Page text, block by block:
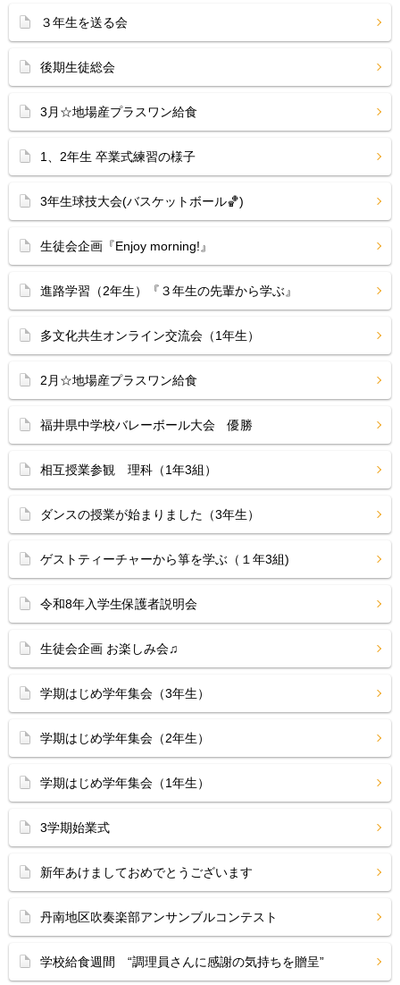
３年生を送る会
後期生徒総会
3月☆地場産プラスワン給食
1、2年生 卒業式練習の様子
3年生球技大会(バスケットボール🏀)
生徒会企画『Enjoy morning!』
進路学習（2年生）『３年生の先輩から学ぶ』
多文化共生オンライン交流会（1年生）
2月☆地場産プラスワン給食
福井県中学校バレーボール大会 優勝
相互授業参観 理科（1年3組）
ダンスの授業が始まりました（3年生）
ゲストティーチャーから箏を学ぶ（１年3組)
令和8年入学生保護者説明会
生徒会企画 お楽しみ会♫
学期はじめ学年集会（3年生）
学期はじめ学年集会（2年生）
学期はじめ学年集会（1年生）
3学期始業式
新年あけましておめでとうございます
丹南地区吹奏楽部アンサンブルコンテスト
学校給食週間 “調理員さんに感謝の気持ちを贈呈”